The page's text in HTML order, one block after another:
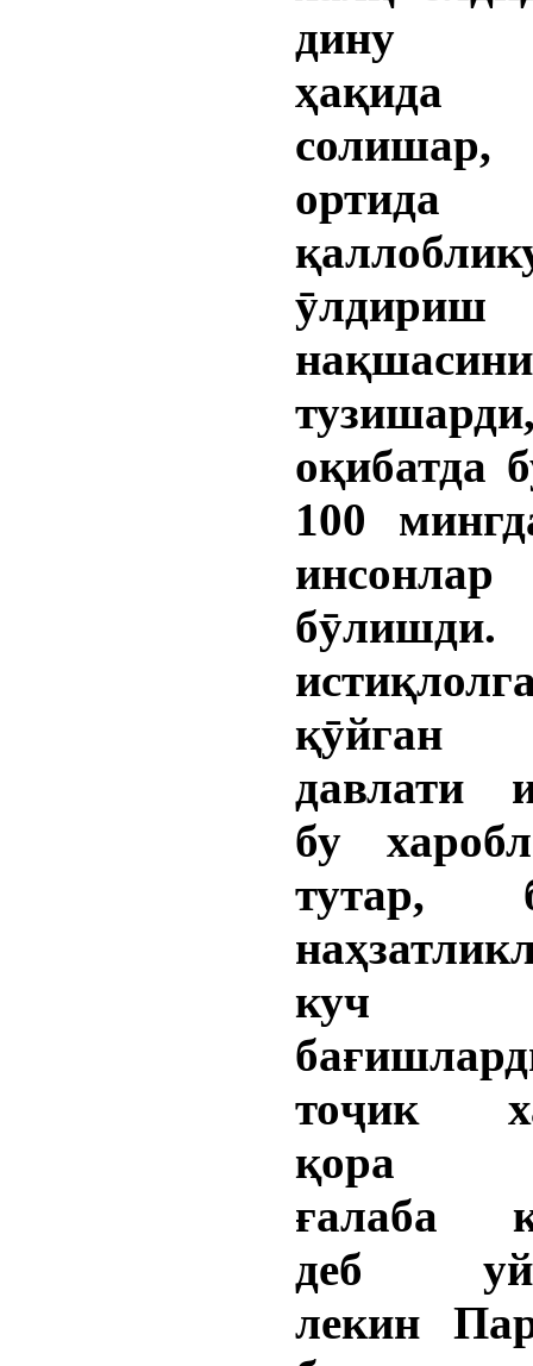
дину
ӯлдириш
нақшасини
оқибатда
100
давлати
бу
тутар,
куч
тоҷик
қора
ғалаба
деб
лекин